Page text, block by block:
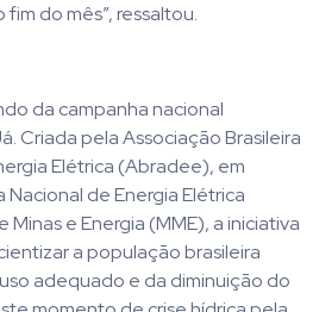
do mês”, ressaltou.
da campanha nacional
Criada pela Associação Brasileira
Elétrica (Abradee), em
de Energia Elétrica
e Energia (MME), a iniciativa
a população brasileira
adequado e da diminuição do